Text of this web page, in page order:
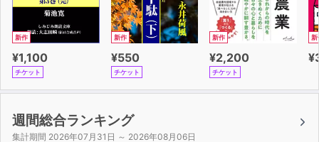
新作
¥1,100
チケット
新作
¥550
チケット
新作
¥2,200
チケット
新
週間総合ランキング
集計期間 2026年07月31日 ～ 2026年08月06日